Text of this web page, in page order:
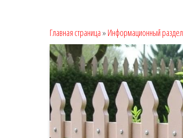
Главная страница » Информационный раздел